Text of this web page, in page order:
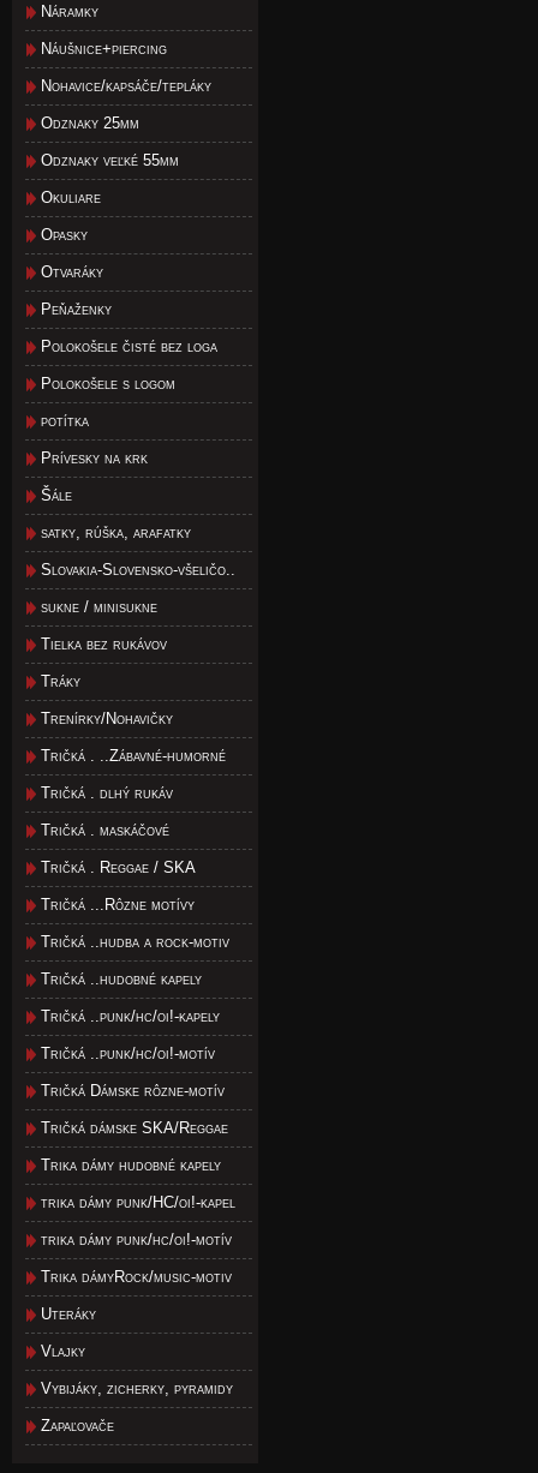
Náramky
Náušnice+piercing
Nohavice/kapsáče/tepláky
Odznaky 25mm
Odznaky veľké 55mm
Okuliare
Opasky
Otvaráky
Peňaženky
Polokošele čisté bez loga
Polokošele s logom
potítka
Prívesky na krk
Šále
satky, rúška, arafatky
Slovakia-Slovensko-všeličo..
sukne / minisukne
Tielka bez rukávov
Tráky
Trenírky/Nohavičky
Tričká . ..Zábavné-humorné
Tričká . dlhý rukáv
Tričká . maskáčové
Tričká . Reggae / SKA
Tričká ...Rôzne motívy
Tričká ..hudba a rock-motiv
Tričká ..hudobné kapely
Tričká ..punk/hc/oi!-kapely
Tričká ..punk/hc/oi!-motív
Tričká Dámske rôzne-motív
Tričká dámske SKA/Reggae
Trika dámy hudobné kapely
trika dámy punk/HC/oi!-kapel
trika dámy punk/hc/oi!-motív
Trika dámyRock/music-motiv
Uteráky
Vlajky
Vybijáky, zicherky, pyramidy
Zapaľovače